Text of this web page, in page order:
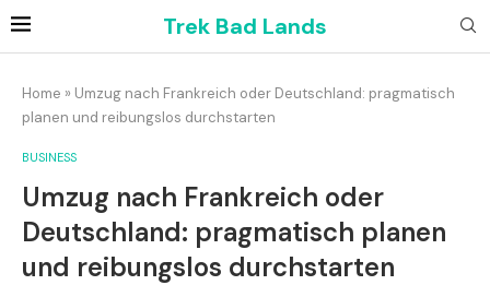
Trek Bad Lands
Home » Umzug nach Frankreich oder Deutschland: pragmatisch
planen und reibungslos durchstarten
BUSINESS
Umzug nach Frankreich oder
Deutschland: pragmatisch planen
und reibungslos durchstarten